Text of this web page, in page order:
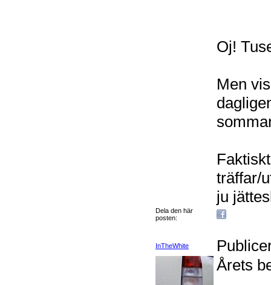
Oj!
Men
träffar/
ju
Dela den här
posten:
InTheWhite
Årets